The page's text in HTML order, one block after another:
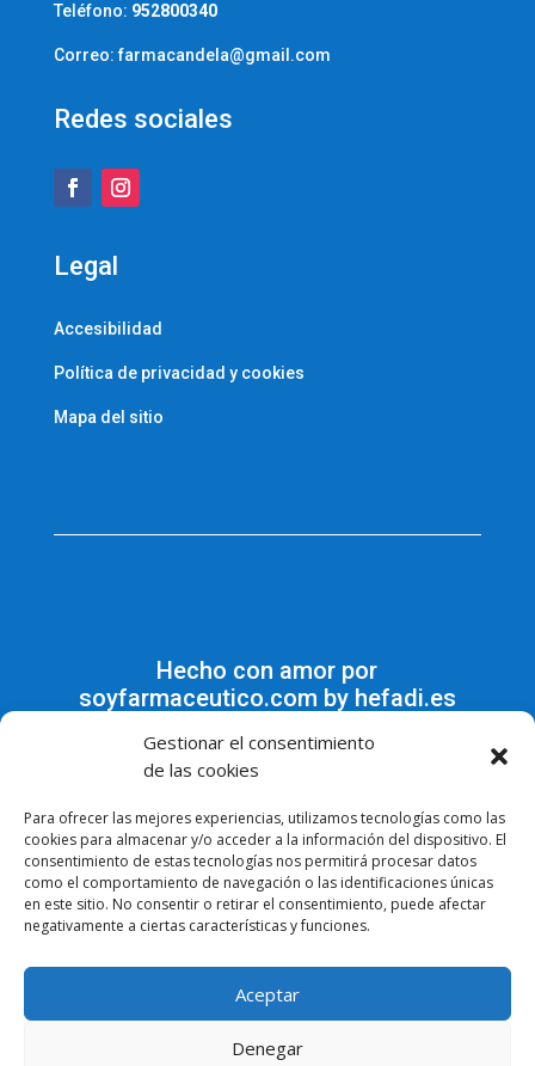
Gestionar el consentimiento
de las cookies
Para ofrecer las mejores experiencias, utilizamos tecnologías como las
cookies para almacenar y/o acceder a la información del dispositivo. El
consentimiento de estas tecnologías nos permitirá procesar datos
como el comportamiento de navegación o las identificaciones únicas
en este sitio. No consentir o retirar el consentimiento, puede afectar
negativamente a ciertas características y funciones.
Aceptar
Denegar
Teléfono: 952800340
Correo: farmacandela@gmail.com
Redes sociales
Legal
Accesibilidad
Política de privacidad y cookies
Mapa del sitio
Hecho con amor por
soyfarmaceutico.com by hefadi.es
PROGRAMA KIT DIGITAL
COFINANCIADO POR LOS FONDOS
NEXT GENERATION (EU) DEL
MECANISMO DE RECUPERACIÓN Y